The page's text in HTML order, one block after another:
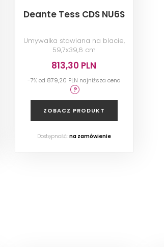
Deante Tess CDS NU6S
Umywalka stawiana na blacie,
59,7x39,6 cm
813,30 PLN
-7% od 879,20 PLN najniższa cena
ZOBACZ PRODUKT
Dostępność: na zamówienie